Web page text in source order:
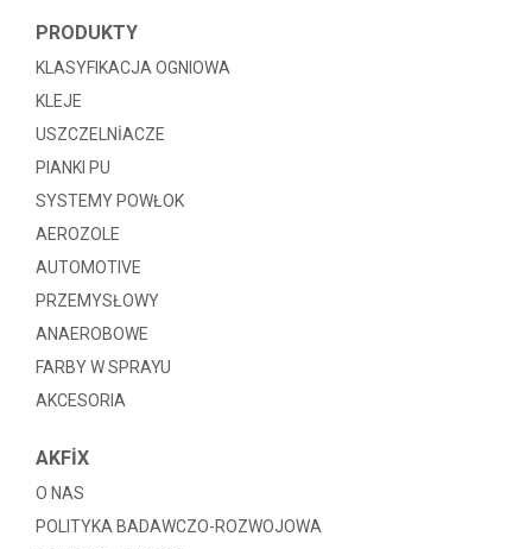
PRODUKTY
KLASYFIKACJA OGNIOWA
KLEJE
USZCZELNİACZE
PIANKI PU
SYSTEMY POWŁOK
AEROZOLE
AUTOMOTIVE
PRZEMYSŁOWY
ANAEROBOWE
FARBY W SPRAYU
AKCESORIA
AKFİX
O NAS
POLITYKA BADAWCZO-ROZWOJOWA